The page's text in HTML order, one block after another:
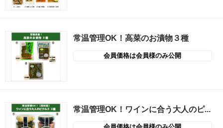
常温管理OK！高菜のお漬物３種
会員価格は会員様のみ公開
常温管理OK！ワインに合う大人のピ...